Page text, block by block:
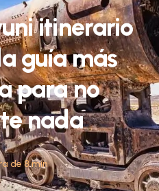
itinerario
guía más
para no
nada
de 8 min•